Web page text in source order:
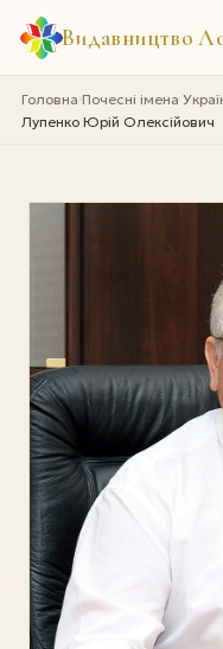
Видавництво
Головна›Почесні імена
Лупенко Юрій Олексійович